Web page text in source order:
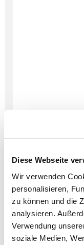
Diese Webseite
Wir verwenden
personalisieren,
zu können und die
analysieren.
Verwendung
soziale Medien,
Dies